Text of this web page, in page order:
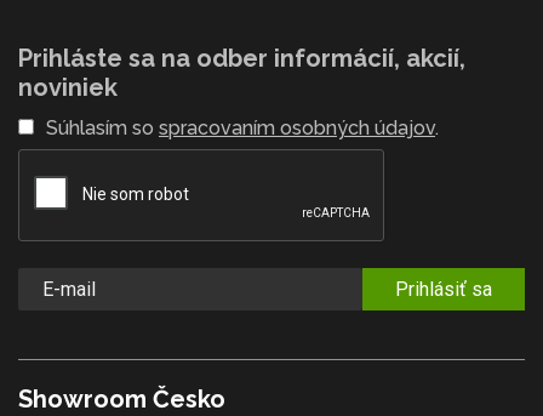
Prihláste sa na odber informácií, akcií,
noviniek
Súhlasím so spracovaním osobných údajov.
Prihlásiť sa
Showroom Česko